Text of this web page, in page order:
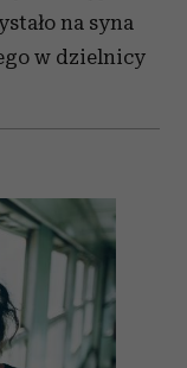
na syna
w dzielnicy